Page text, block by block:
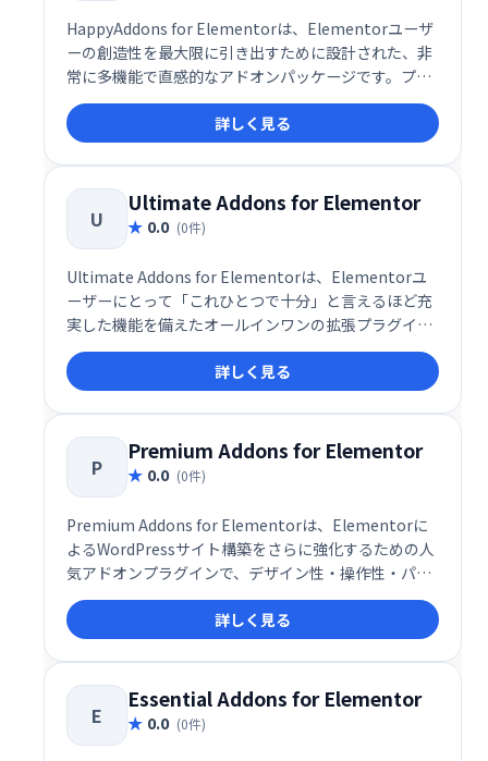
HappyAddons for Elementorは、Elementorユーザ
ーの創造性を最大限に引き出すために設計された、非
常に多機能で直感的なアドオンパッケージです。プロ
フェッショナルだけでなく、初心者にも扱いやすいイ
ンターフェースと設計思想が特徴で、世界中の
WordPress制作者に愛用されています。現在、無料60
種以上、有料65種以上のウィジェットが提供されてお
り、デザイン性・操作性ともに高い評価を得ていま
す。
詳しく見る
U
Ultimate Addons for Elementor
0.0 (0件)
Ultimate Addons for Elementorは、Elementorユ
ーザーにとって「これひとつで十分」と言えるほど充
実した機能を備えたオールインワンの拡張プラグイン
です。世界で65万人以上のウェブデザイナーや制作者
に利用されており、プロレベルのデザインをより短時
間で効率的に実現できるツールとして高い評価を受け
ています。
詳しく見る
P
Premium Addons for Elementor
0.0 (0件)
Premium Addons for Elementorは、Elementorに
よるWordPressサイト構築をさらに強化するための人
気アドオンプラグインで、デザイン性・操作性・パフ
ォーマンスすべてを高次元で両立した多機能ツールで
す。無料版とPro版の両方で利用でき、580以上のコン
テナテンプレートや多数のウィジェットを搭載してお
り、ノーコードで洗練されたWebサイトをスピーディ
ーに構築可能です。
詳しく見る
E
Essential Addons for Elementor
0.0 (0件)